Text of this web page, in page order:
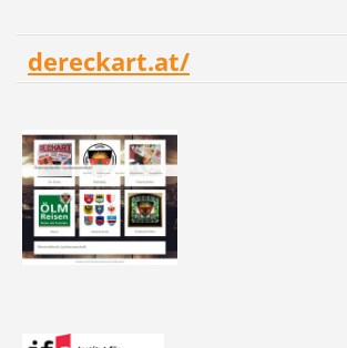
dereckart.at/